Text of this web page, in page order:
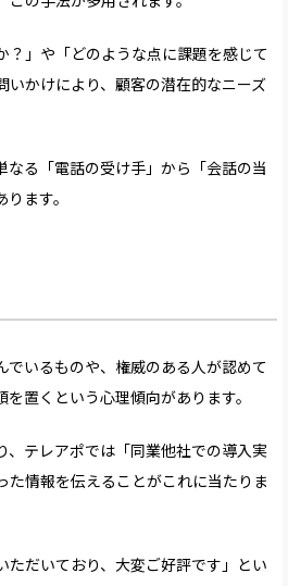
？」や「どのような点に課題を感じて
いかけにより、顧客の潜在的なニーズ
なる「電話の受け手」から「会話の当
ます。
でいるものや、権威のある人が認めて
置くという心理傾向があります。
、テレアポでは「同業他社での導入実
た情報を伝えることがこれに当たりま
ただいており、大変ご好評です」とい